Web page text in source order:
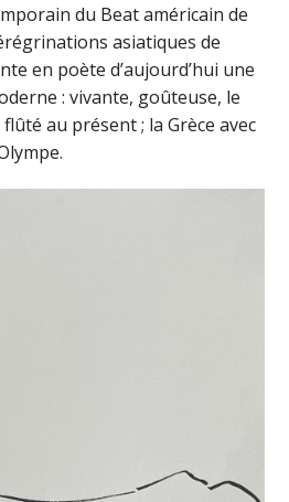
du Beat américain de
asiatiques de
en poète d’aujourd’hui une
: vivante, goûteuse, le
au présent ; la Grèce avec